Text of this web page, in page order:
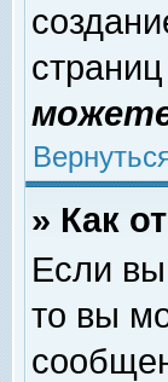
» Как
Если
то вы